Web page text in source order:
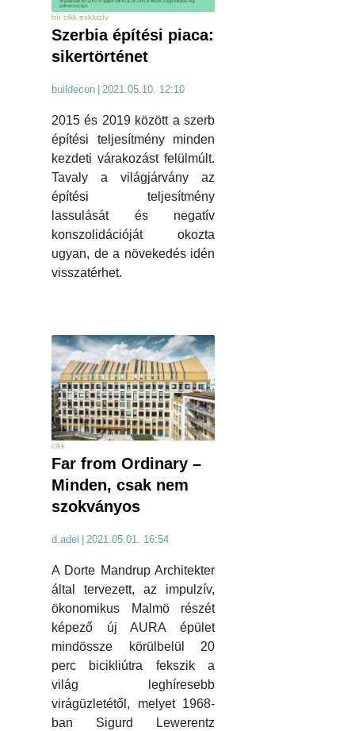
hír cikk exkluzív
Szerbia építési piaca:
sikertörténet
buildecon | 2021.05.10. 12:10
2015 és 2019 között a szerb
építési teljesítmény minden
kezdeti várakozást felülmúlt.
Tavaly a világjárvány az
építési teljesítmény
lassulását és negatív
konszolidációját okozta
ugyan, de a növekedés idén
visszatérhet.
cikk
Far from Ordinary –
Minden, csak nem
szokványos
d.adel 2021.05.01. 16:54
A Dorte Mandrup Architekter
által tervezett, az impulzív,
ökonomikus Malmö részét
képező új AURA épület
mindössze körülbelül 20
perc bicikliútra fekszik a
világ leghíresebb
virágüzletétől, melyet 1968-
ban Sigurd Lewerentz